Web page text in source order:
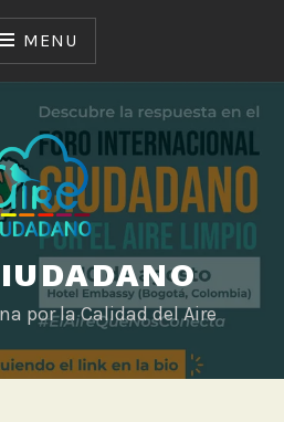
MENU
por la Calidad del Aire